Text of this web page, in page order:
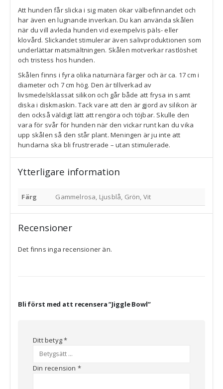
Att hunden får slicka i sig maten ökar välbefinnandet och
har även en lugnande inverkan. Du kan använda skålen
när du vill avleda hunden vid exempelvis päls- eller
klovård. Slickandet stimulerar även salivproduktionen som
underlättar matsmältningen. Skålen motverkar rastlöshet
och tristess hos hunden.
Skålen finns i fyra olika naturnära färger och är ca. 17 cm i
diameter och 7 cm hög. Den är tillverkad av
livsmedelsklassat silikon och går både att frysa in samt
diska i diskmaskin. Tack vare att den är gjord av silikon är
den också väldigt lätt att rengöra och töjbar. Skulle den
vara för svår för hunden när den vickar runt kan du vika
upp skålen så den står plant. Meningen är ju inte att
hundarna ska bli frustrerade – utan stimulerade.
Ytterligare information
Färg Gammelrosa, Ljusblå, Grön, Vit
Recensioner
Det finns inga recensioner än.
Bli först med att recensera ”Jiggle Bowl”
Ditt betyg*
Din recension *